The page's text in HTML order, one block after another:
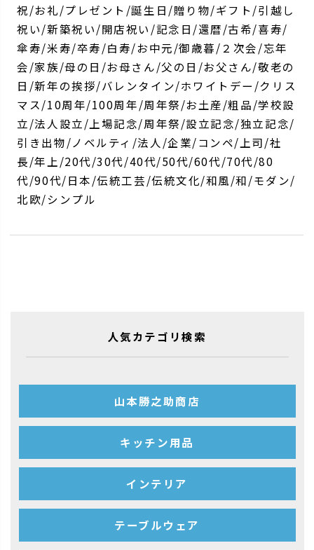
祝/お礼/プレゼント/誕生日/贈り物/ギフト/引越し
祝い/新築祝い/開店祝い/記念日/還暦/古希/喜寿/
傘寿/米寿/卒寿/白寿/お中元/御歳暮/２次会/忘年
会/家族/母の日/お母さん/父の日/お父さん/敬老の
日/新年の挨拶/バレンタイン/ホワイトデー/クリス
マス/10周年/100周年/周年祭/お土産/粗品/学校設
立/法人設立/上場記念/周年祭/設立記念/独立記念/
引き出物/ノベルティ/法人/企業/コンペ/上司/社
長/年上/20代/30代/40代/50代/60代/70代/80
代/90代/日本/伝統工芸/伝統文化/和風/和/モダン/
北欧/シンプル
人気カテゴリ検索
山本勝之助商店
キッチン用品
インテリア
テーブルウェア